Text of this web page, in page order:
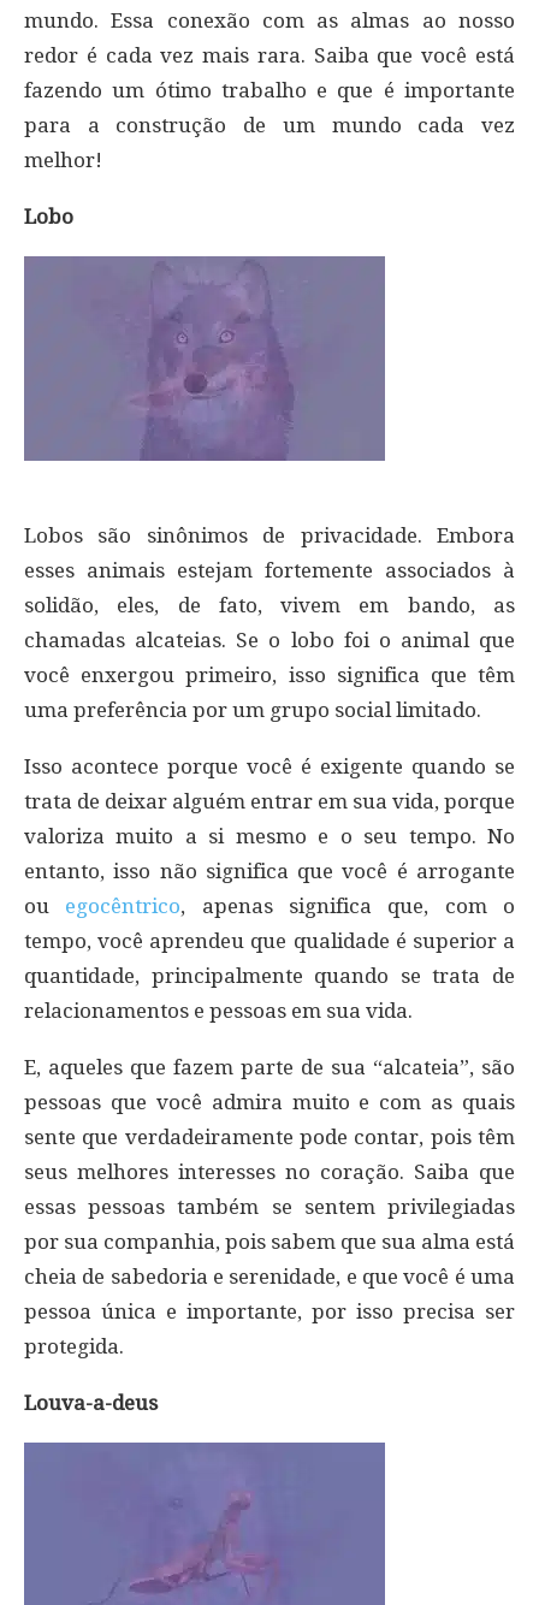
mundo. Essa conexão com as almas ao nosso
redor é cada vez mais rara. Saiba que você está
fazendo um ótimo trabalho e que é importante
para a construção de um mundo cada vez
melhor!
Lobo
Lobos são sinônimos de privacidade. Embora
esses animais estejam fortemente associados à
solidão, eles, de fato, vivem em bando, as
chamadas alcateias. Se o lobo foi o animal que
você enxergou primeiro, isso significa que têm
uma preferência por um grupo social limitado.
Isso acontece porque você é exigente quando se
trata de deixar alguém entrar em sua vida, porque
valoriza muito a si mesmo e o seu tempo. No
entanto, isso não significa que você é arrogante
ou egocêntrico, apenas significa que, com o
tempo, você aprendeu que qualidade é superior a
quantidade, principalmente quando se trata de
relacionamentos e pessoas em sua vida.
E, aqueles que fazem parte de sua “alcateia”, são
pessoas que você admira muito e com as quais
sente que verdadeiramente pode contar, pois têm
seus melhores interesses no coração. Saiba que
essas pessoas também se sentem privilegiadas
por sua companhia, pois sabem que sua alma está
cheia de sabedoria e serenidade, e que você é uma
pessoa única e importante, por isso precisa ser
protegida.
Louva-a-deus